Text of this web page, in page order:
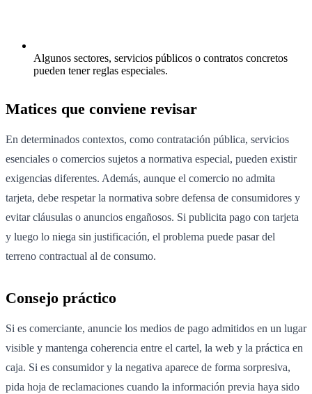
Algunos sectores, servicios públicos o contratos concretos
pueden tener reglas especiales.
Matices que conviene revisar
En determinados contextos, como contratación pública, servicios
esenciales o comercios sujetos a normativa especial, pueden existir
exigencias diferentes. Además, aunque el comercio no admita
tarjeta, debe respetar la normativa sobre defensa de consumidores y
evitar cláusulas o anuncios engañosos. Si publicita pago con tarjeta
y luego lo niega sin justificación, el problema puede pasar del
terreno contractual al de consumo.
Consejo práctico
Si es comerciante, anuncie los medios de pago admitidos en un lugar
visible y mantenga coherencia entre el cartel, la web y la práctica en
caja. Si es consumidor y la negativa aparece de forma sorpresiva,
pida hoja de reclamaciones cuando la información previa haya sido